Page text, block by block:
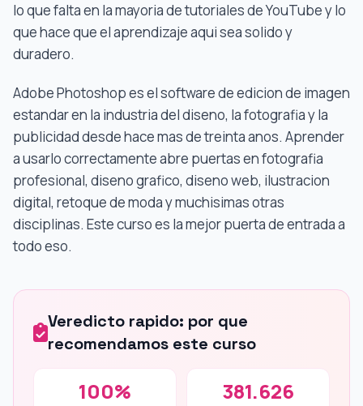
lo que falta en la mayoria de tutoriales de YouTube y lo
que hace que el aprendizaje aqui sea solido y
duradero.
Adobe Photoshop es el software de edicion de imagen
estandar en la industria del diseno, la fotografia y la
publicidad desde hace mas de treinta anos. Aprender
a usarlo correctamente abre puertas en fotografia
profesional, diseno grafico, diseno web, ilustracion
digital, retoque de moda y muchisimas otras
disciplinas. Este curso es la mejor puerta de entrada a
todo eso.
Veredicto rapido: por que
recomendamos este curso
100% 381.626